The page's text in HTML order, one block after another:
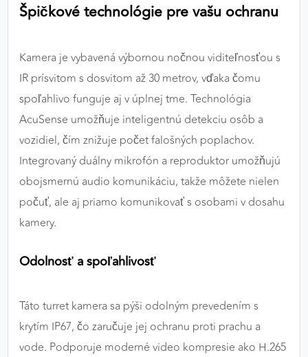
Špičkové technológie pre vašu ochranu
Kamera je vybavená výbornou nočnou viditeľnosťou s
IR prísvitom s dosvitom až 30 metrov, vďaka čomu
spoľahlivo funguje aj v úplnej tme. Technológia
AcuSense umožňuje inteligentnú detekciu osôb a
vozidiel, čím znižuje počet falošných poplachov.
Integrovaný duálny mikrofón a reproduktor umožňujú
obojsmernú audio komunikáciu, takže môžete nielen
počuť, ale aj priamo komunikovať s osobami v dosahu
kamery.
Odolnosť a spoľahlivosť
Táto turret kamera sa pýši odolným prevedením s
krytím IP67, čo zaručuje jej ochranu proti prachu a
vode. Podporuje moderné video kompresie ako H.265